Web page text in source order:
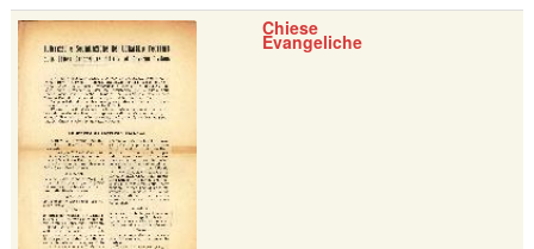
Chiese
Evangeliche